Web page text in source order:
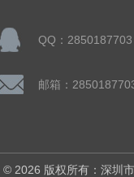
QQ：2850187703
邮箱：
© 2026 版权所有：深圳